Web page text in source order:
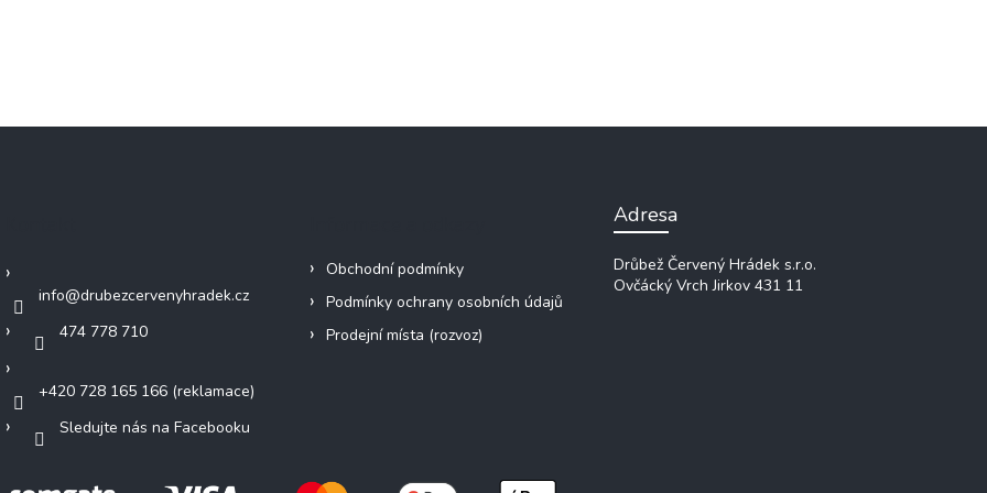
info@drubezcervenyhradek.cz
474 778 710
+420 728 165 166 (reklamace)
Sledujte nás na Facebooku
Obchodní podmínky
Podmínky ochrany osobních údajů
Prodejní místa (rozvoz)
Adresa
Drůbež Červený Hrádek s.r.o.
Ovčácký Vrch Jirkov 431 11